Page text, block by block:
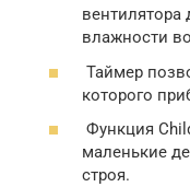
влажности
Таймер
которого
Функция
маленькие
строя.